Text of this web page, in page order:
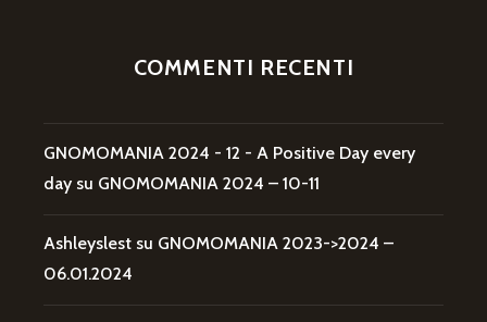
COMMENTI RECENTI
GNOMOMANIA 2024 - 12 - A Positive Day every
day su GNOMOMANIA 2024 – 10-11
Ashleyslest su GNOMOMANIA 2023->2024 –
06.01.2024